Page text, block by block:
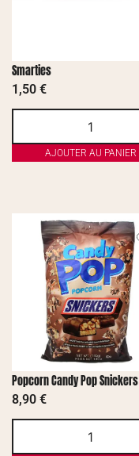
Smarties
1,50 €
AJOUTER AU PANIER
Popcorn Candy Pop Snickers
8,90 €